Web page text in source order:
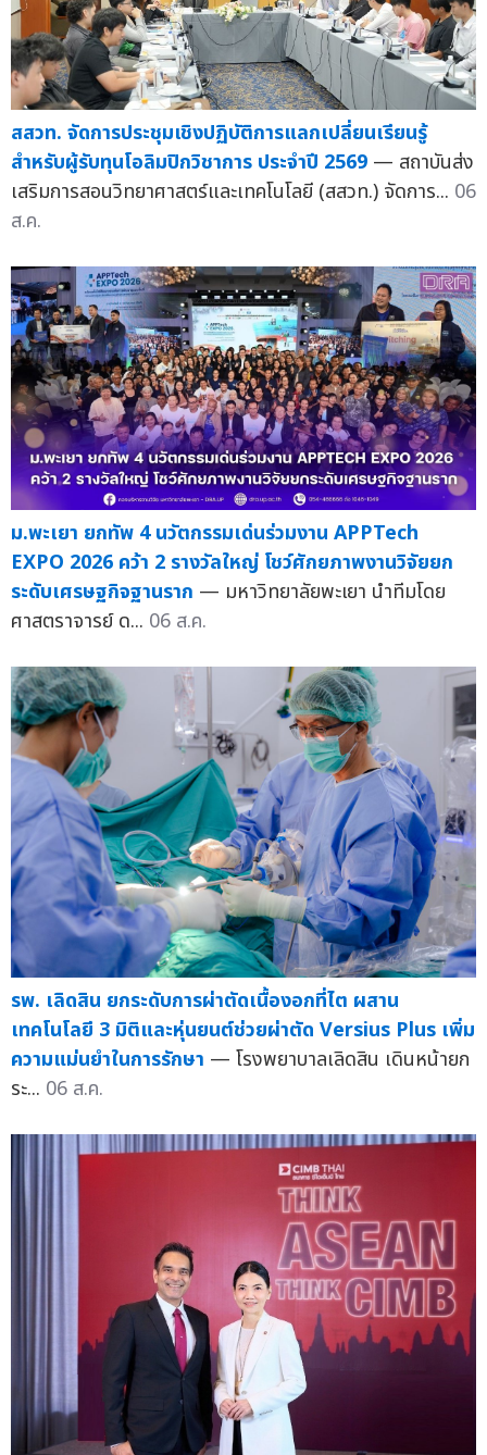
สสวท. จัดการประชุมเชิงปฏิบัติการแลกเปลี่ยนเรียนรู้
สำหรับผู้รับทุนโอลิมปิกวิชาการ ประจำปี 2569 — สถาบันส่ง
เสริมการสอนวิทยาศาสตร์และเทคโนโลยี (สสวท.) จัดการ... 06
ส.ค.
ม.พะเยา ยกทัพ 4 นวัตกรรมเด่นร่วมงาน APPTech
EXPO 2026 คว้า 2 รางวัลใหญ่ โชว์ศักยภาพงานวิจัยยก
ระดับเศรษฐกิจฐานราก — มหาวิทยาลัยพะเยา นำทีมโดย
ศาสตราจารย์ ด... 06 ส.ค.
รพ. เลิดสิน ยกระดับการผ่าตัดเนื้องอกที่ไต ผสาน
เทคโนโลยี 3 มิติและหุ่นยนต์ช่วยผ่าตัด Versius Plus เพิ่ม
ความแม่นยำในการรักษา — โรงพยาบาลเลิดสิน เดินหน้ายก
ระ... 06 ส.ค.